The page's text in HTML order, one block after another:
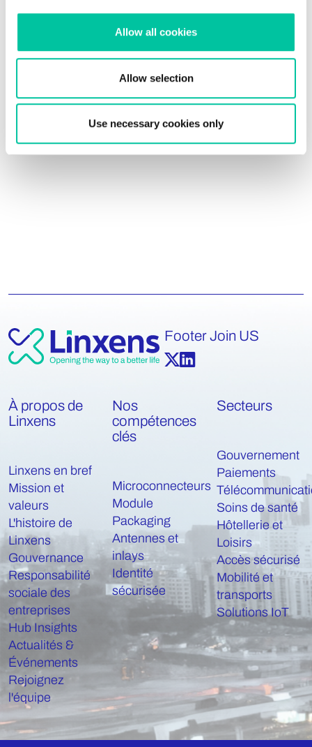
Allow all cookies
Allow selection
Use necessary cookies only
Sébastien Chicou
IoT Project Senior Manager
Footer Join US
À propos de
Linxens
Linxens en bref
Mission et
valeurs
L'histoire de
Linxens
Gouvernance
Responsabilité
sociale des
entreprises
Hub Insights
Actualités &
Événements
Rejoignez
l'équipe
Nos
compétences
clés
Microconnecteurs
Module
Packaging
Antennes et
inlays
Identité
sécurisée
Secteurs
Gouvernement
Paiements
Soins de santé
Hôtellerie et
Loisirs
Accès sécurisé
Mobilité et
transports
Solutions IoT